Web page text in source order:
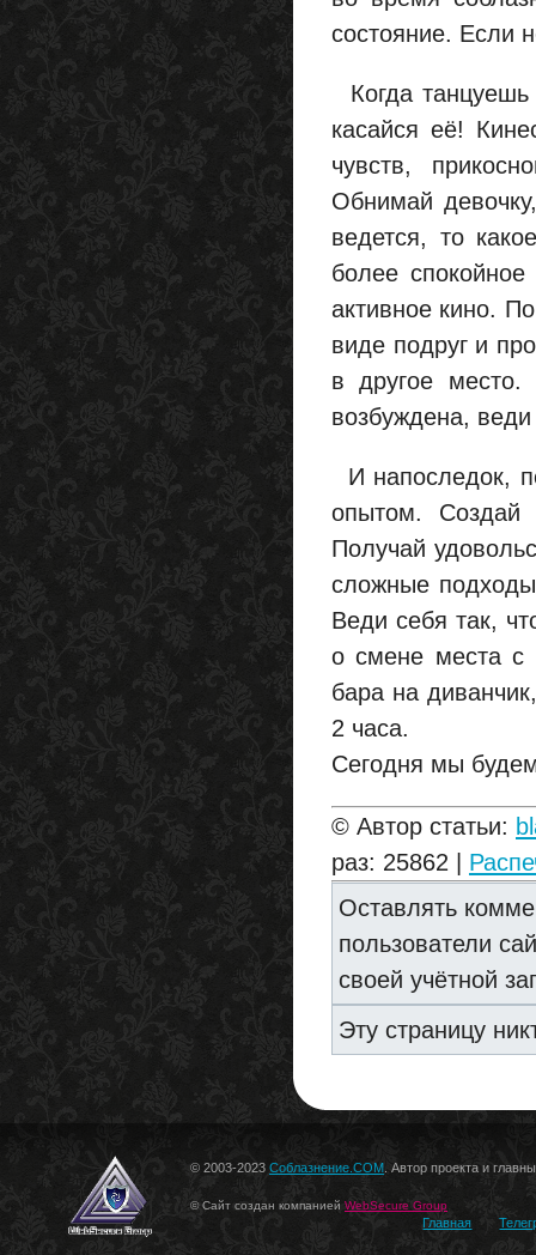
состояние. Если
Когда
касайся её!
чувств,
Обнимай
ведется, то
более
активное кино.
виде подруг и
в другое место.
возбуждена,
И напоследок,
опытом.
Получай
сложные
Веди себя так,
о смене места с
бара на
2 часа.
Сегодня мы
© Автор статьи:
раз: 25862 |
Оставлять
пользователи
своей учётной
Эту страницу
© 2003-2023 Соблазнение.COM . Автор проекта и
© Сайт создан компанией WebSecure Group
Главная